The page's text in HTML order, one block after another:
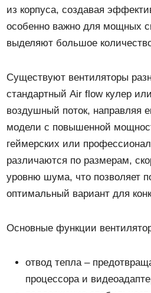
из корпуса, создавая
особенно важно для мощных
выделяют большое
Существуют вентиляторы
стандартный Air flow кулер
воздушный поток, направляя
модели с повышенной
геймерских или
различаются по размерам,
уровню шума, что позволяет
оптимальный вариант для
Основные функции
отвод тепла –
процессора и